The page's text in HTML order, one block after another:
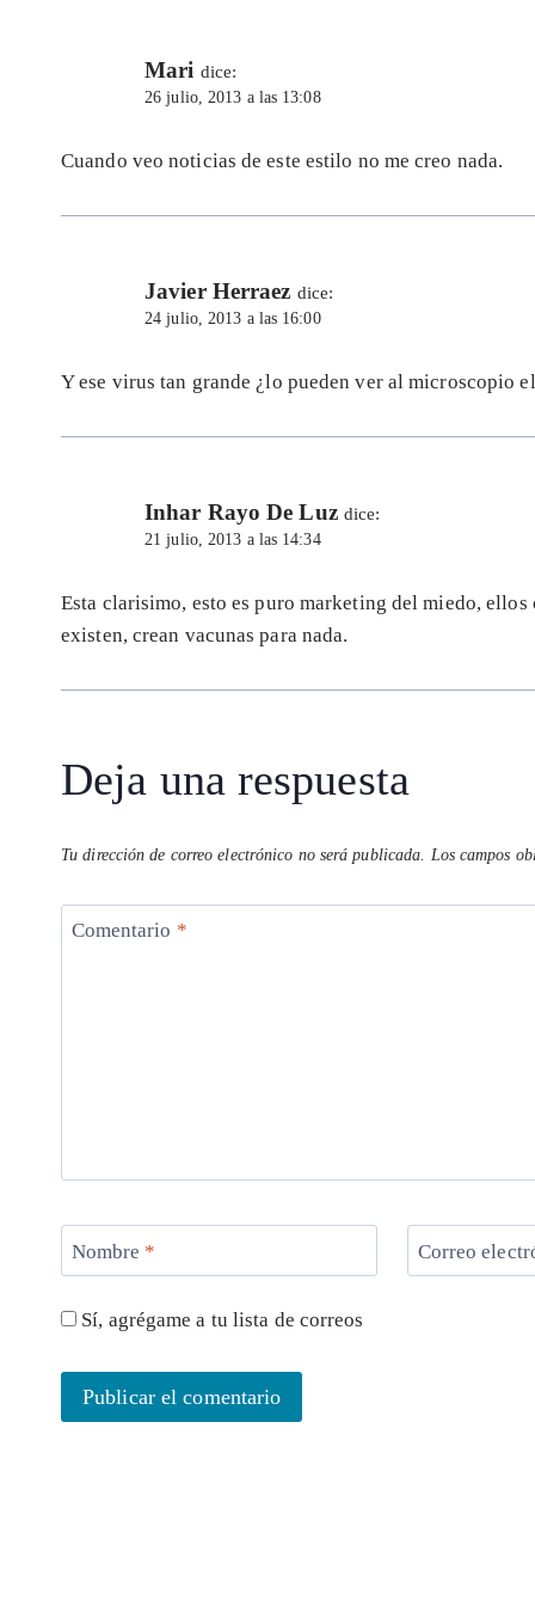
Mari dice:
26 julio, 2013 a las 13:08
Cuando veo noticias de este estilo no me creo nada.
Javier Herraez dice:
24 julio, 2013 a las 16:00
Y ese virus tan grande ¿lo pueden ver al microscopio
Inhar Rayo De Luz dice:
21 julio, 2013 a las 14:34
Esta clarisimo, esto es puro marketing del miedo,
existen, crean vacunas para nada.
Deja una respuesta
Tu dirección de correo electrónico no será publicada. Los campos
Comentario *
Nombre * Correo
Sí, agrégame a tu lista de correos